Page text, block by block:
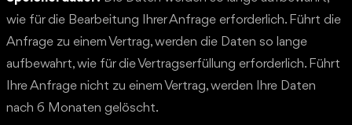
wie für die Bearbeitung Ihrer Anfrage erforderlich. Führt die
Anfrage zu einem Vertrag, werden die Daten so lange
aufbewahrt, wie für die Vertragserfüllung erforderlich. Führt
Ihre Anfrage nicht zu einem Vertrag, werden Ihre Daten
nach 6 Monaten gelöscht.